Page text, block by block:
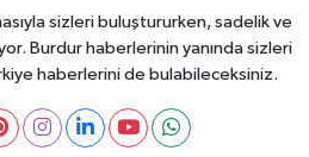
sizleri buluştururken, sadelik ve
Burdur haberlerinin yanında sizleri
haberlerini de bulabileceksiniz.